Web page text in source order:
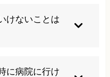
の見直しや専門的なケ
けないことは
ましょう。
に病院に行け